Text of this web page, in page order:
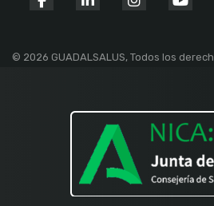
facebook-linkedin-instagram
© 2026 GUADALSALUS, Todos los